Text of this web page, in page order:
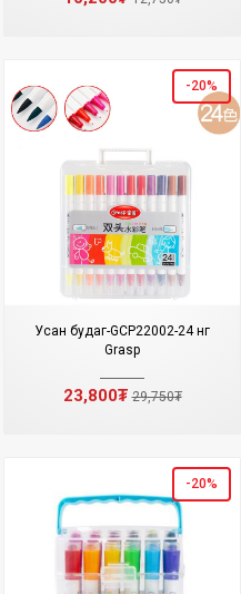
-20%
Усан будаг-GCP22002-24 өнгө
Grasp
23,800₮29,750₮
-20%